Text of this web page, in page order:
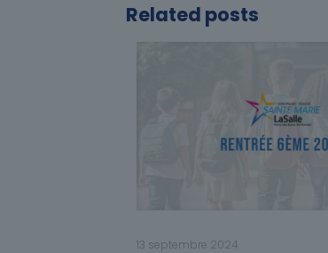
Related posts
13 septembre 2024